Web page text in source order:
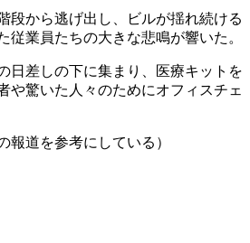
段から逃げ出し、ビルが揺れ続ける
従業員たちの大きな悲鳴が響いた。
日差しの下に集まり、医療キットを
や驚いた人々のためにオフィスチェ
報道を参考にしている）